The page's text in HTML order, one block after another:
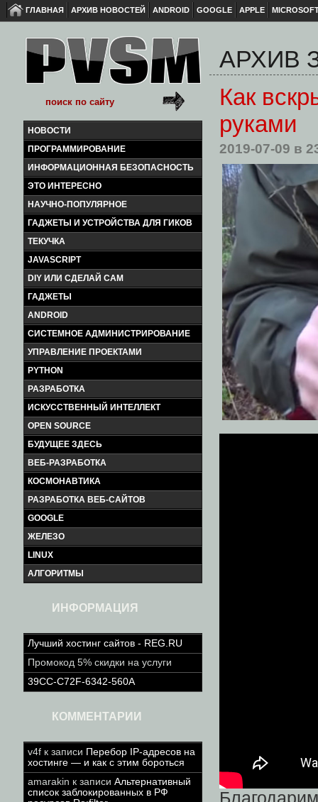
ГЛАВНАЯ АРХИВ НОВОСТЕЙ ANDROID GOOGLE APPLE
НОВОСТИ
ПРОГРАММИРОВАНИЕ
ИНФОРМАЦИОННАЯ БЕЗОПАСНОСТЬ
ЭТО ИНТЕРЕСНО
НАУЧНО-ПОПУЛЯРНОЕ
ГАДЖЕТЫ И УСТРОЙСТВА ДЛЯ ГИКОВ
ТЕКУЧКА
JAVASCRIPT
DIY ИЛИ СДЕЛАЙ САМ
ГАДЖЕТЫ
ANDROID
СИСТЕМНОЕ АДМИНИСТРИРОВАНИЕ
УПРАВЛЕНИЕ ПРОЕКТАМИ
PYTHON
РАЗРАБОТКА
ИСКУССТВЕННЫЙ ИНТЕЛЛЕКТ
OPEN SOURCE
БУДУЩЕЕ ЗДЕСЬ
ВЕБ-РАЗРАБОТКА
КОСМОНАВТИКА
РАЗРАБОТКА ВЕБ-САЙТОВ
GOOGLE
ЖЕЛЕЗО
LINUX
АЛГОРИТМЫ
ИНФОРМАЦИЯ
Лучший хостинг сайтов - REG.RU
Промокод 5% скидки на услуги
39CC-C72F-6342-560A
КОММЕНТАРИИ
v4f к записи Перебор IP-адресов на
хостинге — и как с этим бороться
amarakin к записи Альтернативный
список заблокированных в РФ
АРХИВ
Как
руками
2019-07-09 в